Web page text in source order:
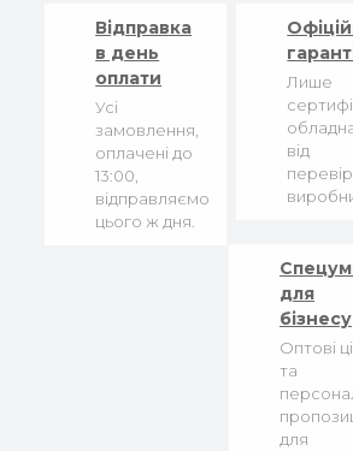
Відправка
в день
оплати
Усі
замовлення,
оплачені до
13:00,
відправляємо
цього ж дня.
Лише
від
для
бізнесу
Оптові
та
для